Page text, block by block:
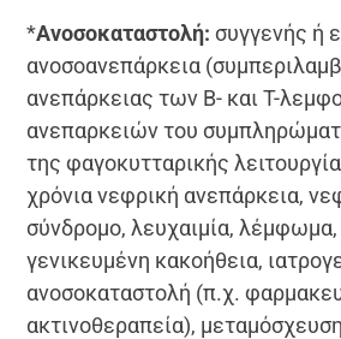
*Ανοσοκαταστολή: συγγενής ή
ανοσοανεπάρκεια
ανεπάρκειας των B- και T-
ανεπαρκειών του
της φαγοκυτταρικής
χρόνια νεφρική ανεπάρκεια,
σύνδρομο, λευχαιμία,
γενικευμένη κακοήθεια,
ανοσοκαταστολή (π.χ.
ακτινοθεραπεία),